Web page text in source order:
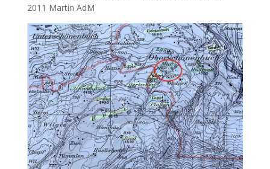
2011 Martin AdM